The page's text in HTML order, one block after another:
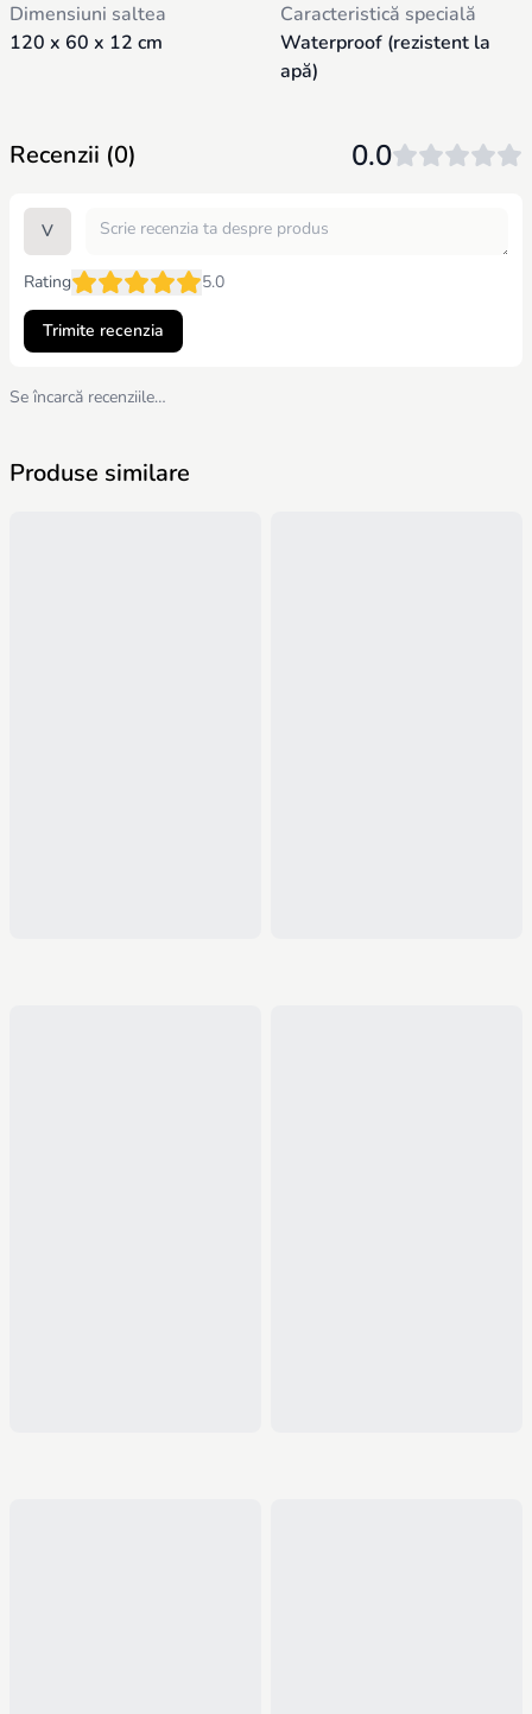
noii generații Hollcon Plus - este realizat folosind o tehnologie
unică și își restabilește mai bine forma în comparație cu alte
materiale de umplutură.Umpluturile pentru saltele sunt
sigura pentru copil si are certificat de calitate.Această saltea vă
va oferi oportunitatea de a experimenta avangarda industriei
Dimensiuni saltea
120 x 60 x 12 cm
Caracteristică specială
Waterproof (rezistent la
apă)
Recenzii (0) 0.0
V
Rating 5.0
Trimite recenzia
Se încarcă recenziile…
Produse similare